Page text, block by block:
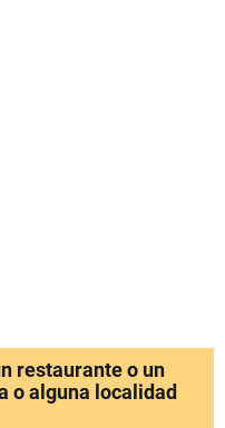
restaurante o un
o alguna localidad